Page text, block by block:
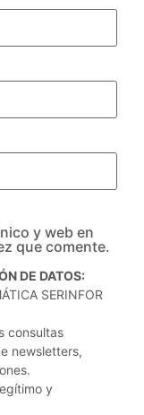
y web en
que comente.
DE DATOS:
SERINFOR
consultas
newsletters,
y